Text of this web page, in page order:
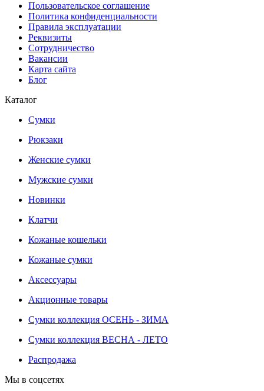
Пользовательское соглашение
Политика конфиденциальности
Правила эксплуатации
Реквизиты
Сотрудничество
Вакансии
Карта сайта
Блог
Каталог
Сумки
Рюкзаки
Женские сумки
Мужские сумки
Новинки
Клатчи
Кожаные кошельки
Кожаные сумки
Аксессуары
Акционные товары
Сумки коллекция ОСЕНЬ - ЗИМА
Сумки коллекция ВЕСНА - ЛЕТО
Распродажа
Мы в соцсетях